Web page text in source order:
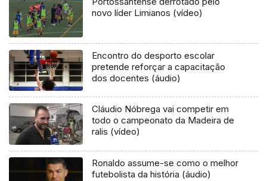
novo líder Limianos (vídeo)
Encontro do desporto escolar
pretende reforçar a capacitação
dos docentes (áudio)
Cláudio Nóbrega vai competir em
todo o campeonato da Madeira de
ralis (vídeo)
Ronaldo assume-se como o melhor
futebolista da história (áudio)